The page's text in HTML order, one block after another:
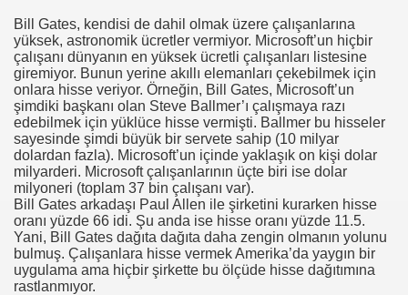
Bill Gates, kendisi de dahil olmak üzere çalışanlarına
yüksek, astronomik ücretler vermiyor. Microsoft’un hiçbir
çalışanı dünyanın en yüksek ücretli çalışanları listesine
giremiyor. Bunun yerine akıllı elemanları çekebilmek için
onlara hisse veriyor. Örneğin, Bill Gates, Microsoft’un
şimdiki başkanı olan Steve Ballmer’ı çalışmaya razı
edebilmek için yüklüce hisse vermişti. Ballmer bu hisseler
sayesinde şimdi büyük bir servete sahip (10 milyar
dolardan fazla). Microsoft’un içinde yaklaşık on kişi dolar
milyarderi. Microsoft çalışanlarının üçte biri ise dolar
milyoneri (toplam 37 bin çalışanı var).
Bill Gates arkadaşı Paul Allen ile şirketini kurarken hisse
oranı yüzde 66 idi. Şu anda ise hisse oranı yüzde 11.5.
Yani, Bill Gates dağıta dağıta daha zengin olmanın yolunu
bulmuş. Çalışanlara hisse vermek Amerika’da yaygın bir
uygulama ama hiçbir şirkette bu ölçüde hisse dağıtımına
rastlanmıyor.